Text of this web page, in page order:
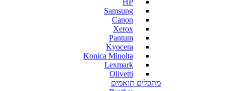
Samsung
Canon
Xerox
Pantum
Kyocera
Konica Minolta
Lexmark
Olivetti
מתכלים תואמים